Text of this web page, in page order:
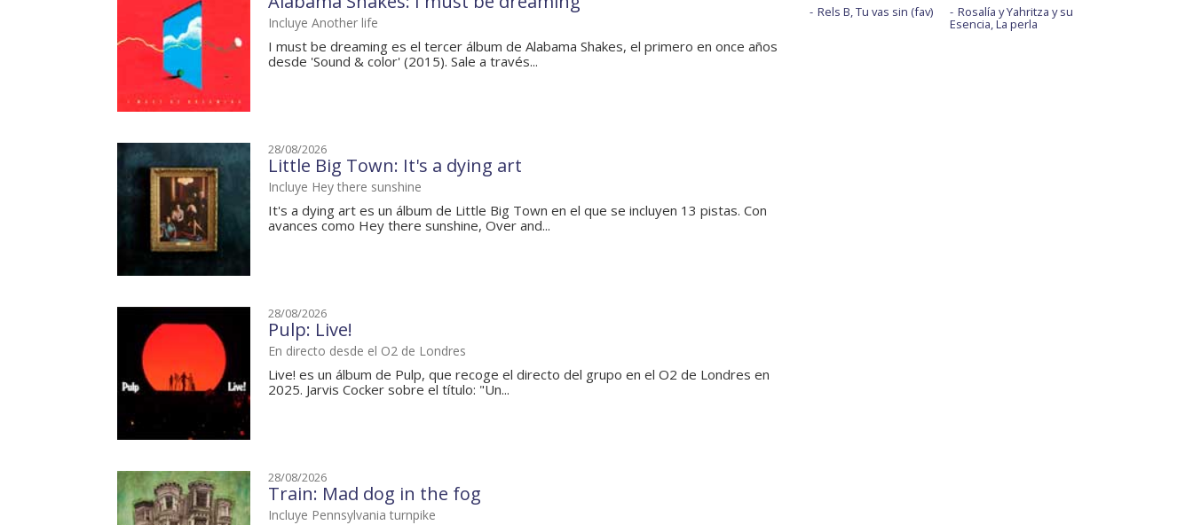
Incluye Another life
I must be dreaming es el tercer álbum de Alabama Shakes, el primero en once años
desde 'Sound & color' (2015). Sale a través...
28/08/2026
Little Big Town: It's a dying art
Incluye Hey there sunshine
It's a dying art es un álbum de Little Big Town en el que se incluyen 13 pistas. Con
avances como Hey there sunshine, Over and...
28/08/2026
Pulp: Live!
En directo desde el O2 de Londres
Live! es un álbum de Pulp, que recoge el directo del grupo en el O2 de Londres en
2025. Jarvis Cocker sobre el título: "Un...
28/08/2026
Train: Mad dog in the fog
Incluye Pennsylvania turnpike
Rels B, Tu vas sin (fav) Rosalía y Yahritza y su
Esencia, La perla